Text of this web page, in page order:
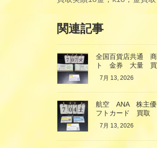
関連記事
全国百貨店共通
ト 金券 大量 買
7月 13, 2026
航空 ANA 株主
フトカード 買取
7月 13, 2026